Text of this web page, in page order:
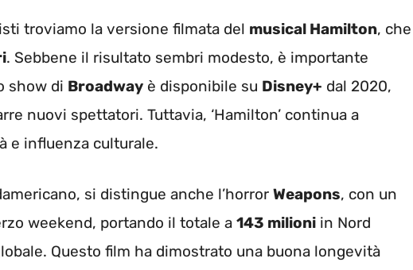
troviamo la versione filmata del musical Hamilton, che
. Sebbene il risultato sembri modesto, è importante
show di Broadway è disponibile su Disney+ dal 2020,
nuovi spettatori. Tuttavia, ‘Hamilton’ continua a
e influenza culturale.
si distingue anche l’horror Weapons, con un
weekend, portando il totale a 143 milioni in Nord
Questo film ha dimostrato una buona longevità